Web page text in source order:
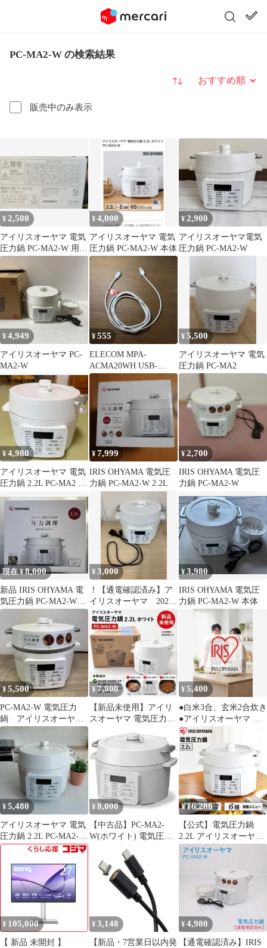
PC-MA2-W の検索結果
販売中のみ表示
並び替え
¥ 2,500
アイリスオーヤマ 電気
圧力鍋 PC-MA2-W 用
上蓋と 内鍋
¥4,000
アイリスオーヤマ 電気
圧力鍋 PC-MA2-W 本体
¥2,900
アイリスオーヤマ電気
圧力鍋 PC-MA2-W
¥4,949
アイリスオーヤマ PC-
MA2-W
¥555
ELECOM MPA-
ACMA20WH⁠ USB-
AtoUSB-C 充電ケーブ
¥5,500
アイリスオーヤマ 電気
圧力鍋 PC-MA2
¥4,980
アイリスオーヤマ 電気
圧力鍋 2.2L PC-MA2 ホ
ワイト
¥7,999
IRIS OHYAMA 電気圧
力鍋 PC-MA2-W 2.2L
¥2,700
IRIS OHYAMA 電気圧
力鍋 PC-MA2-W
現在 ¥8,000
新品 IRIS OHYAMA 電
気圧力鍋 PC-MA2-W
2.2L 圧力調理
¥3,000
！【通電確認済み】ア
イリスオーヤマ 2020
年製 PC-MA2-W 電気
圧力鍋 説明書つき
【棚なし1】【3】
¥3,980
IRIS OHYAMA 電気圧
力鍋 PC-MA2-W 本体
¥5,500
PC-MA2-W 電気圧力
鍋 アイリスオーヤ
マ 20年製
¥ 7,900
【新品未使用】アイリ
スオーヤマ 電気圧力鍋
W
¥5,400
●白米3合、玄米2合炊き
●アイリスオーヤマ 電
気圧力鍋●PC-MA2-W
¥5,480
アイリスオーヤマ 電気
圧力鍋 2.2L PC-MA2-W
ホワイト
¥ 8,000
【中古品】PC-MA2-
W(ホワイト) 電気圧力
¥16,280
【公式】電気圧力鍋
2.2L アイリスオーヤマ
大容量 圧力鍋 鍋 炊飯
器 炊飯 米 白米 低温調
理 無水調理 圧力調理
簡単 手軽 コンパクト
ホワイト PC-MA2 安心
延長保証対象
¥ 105,000
【 新品 未開封 】
¥ 3,148
【新品・7営業日以内発
¥4,980
【通電確認済み】IRIS